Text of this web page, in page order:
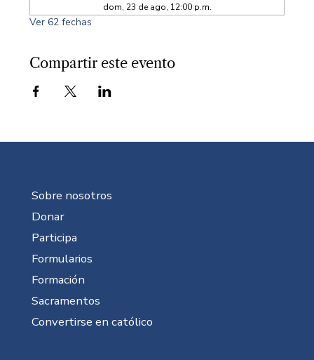
dom, 23 de ago, 12:00 p.m.
Ver 62 fechas
Compartir este evento
Sobre nosotros
Donar
Participa
Formularios
Formación
Sacramentos
Convertirse en católico